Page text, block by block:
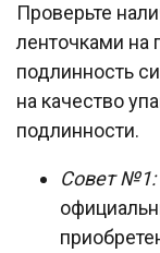
Проверьте
ленточками на
подлинность
на качество
подлинности.
Совет №1: